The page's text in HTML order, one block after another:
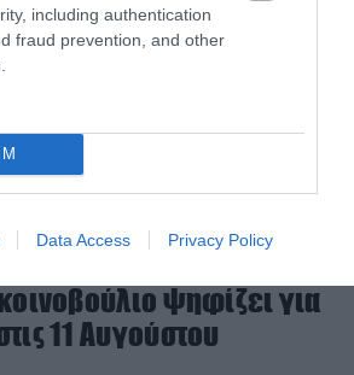
including authentication
fraud prevention, and other
Data Access Privacy Policy
ψηφίζει για
11 Αυγούστου